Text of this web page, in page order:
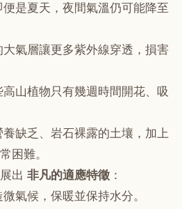
便是夏天，夜間氣溫仍可能降至
大氣層讓更多紫外線穿透，損害
高山植物只有幾週時間開花、吸
養缺乏、岩石裸露的土壤，加上
困難。
出 非凡的適應特徵 ：
氣候，保暖並保持水分。